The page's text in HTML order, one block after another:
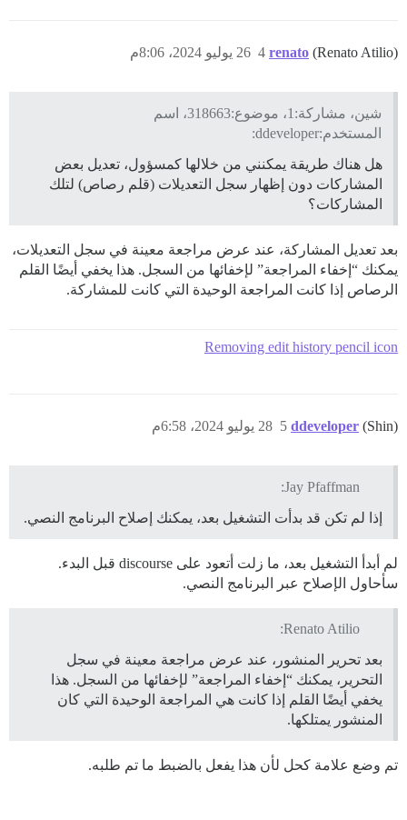
renato (Renato Atilio) 26 يوليو 2024، 8:06م 4
شين، مشاركة:1، موضوع:318663، اسم
المستخدم:ddeveloper:
هل هناك طريقة يمكنني من خلالها كمسؤول، تعديل بعض
المشاركات دون إظهار سجل التعديلات (قلم رصاص) لتلك
المشاركات؟
بعد تعديل المشاركة، عند عرض مراجعة معينة في سجل التعديلات،
يمكنك “إخفاء المراجعة” لإخفائها من السجل. هذا يخفي أيضًا القلم
الرصاص إذا كانت المراجعة الوحيدة التي كانت للمشاركة.
Removing edit history pencil icon
ddeveloper (Shin) 28 يوليو 2024، 6:58م 5
Jay Pfaffman:
إذا لم تكن قد بدأت التشغيل بعد، يمكنك إصلاح البرنامج النصي.
لم أبدأ التشغيل بعد، ما زلت أتعود على discourse قبل البدء.
سأحاول الإصلاح عبر البرنامج النصي.
Renato Atilio:
بعد تحرير المنشور، عند عرض مراجعة معينة في سجل
التحرير، يمكنك “إخفاء المراجعة” لإخفائها من السجل. هذا
يخفي أيضًا القلم إذا كانت هي المراجعة الوحيدة التي كان
المنشور يمتلكها.
تم وضع علامة كحل لأن هذا يفعل بالضبط ما تم طلبه.